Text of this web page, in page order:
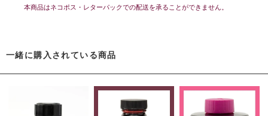
本商品はネコポス・レターパックでの配送を承ることができません。
一緒に購入されている商品